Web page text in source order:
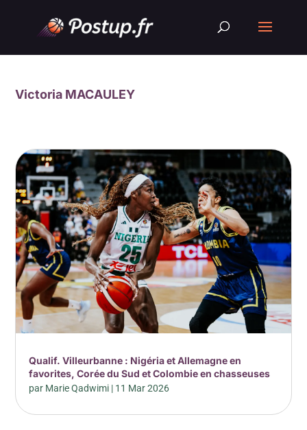
Victoria MACAULEY
Qualif. Villeurbanne : Nigéria et Allemagne en
favorites, Corée du Sud et Colombie en chasseuses
par Marie Qadwimi | 11 Mar 2026